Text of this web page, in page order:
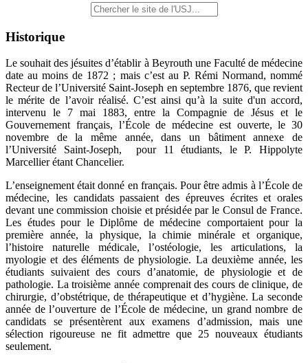
Historique
Le souhait des jésuites d’établir à Beyrouth une Faculté de médecine
date au moins de 1872 ; mais c’est au P. Rémi Normand, nommé
Recteur de l’Université Saint-Joseph en septembre 1876, que revient
le mérite de l’avoir réalisé. C’est ainsi qu’à la suite d'un accord,
intervenu le 7 mai 1883, entre la Compagnie de Jésus et le
Gouvernement français, l’École de médecine est ouverte, le 30
novembre de la même année, dans un bâtiment annexe de
l’Université Saint-Joseph, pour 11 étudiants, le P. Hippolyte
Marcellier étant Chancelier.
L’enseignement était donné en français. Pour être admis à l’École de
médecine, les candidats passaient des épreuves écrites et orales
devant une commission choisie et présidée par le Consul de France.
Les études pour le Diplôme de médecine comportaient pour la
première année, la physique, la chimie minérale et organique,
l’histoire naturelle médicale, l’ostéologie, les articulations, la
myologie et des éléments de physiologie. La deuxième année, les
étudiants suivaient des cours d’anatomie, de physiologie et de
pathologie. La troisième année comprenait des cours de clinique, de
chirurgie, d’obstétrique, de thérapeutique et d’hygiène. La seconde
année de l’ouverture de l’École de médecine, un grand nombre de
candidats se présentèrent aux examens d’admission, mais une
sélection rigoureuse ne fit admettre que 25 nouveaux étudiants
seulement.